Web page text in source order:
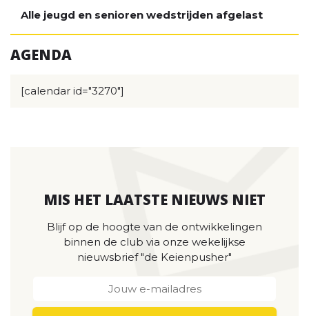
Alle jeugd en senioren wedstrijden afgelast
AGENDA
[calendar id="3270"]
MIS HET LAATSTE NIEUWS NIET
Blijf op de hoogte van de ontwikkelingen
binnen de club via onze wekelijkse
nieuwsbrief "de Keienpusher"